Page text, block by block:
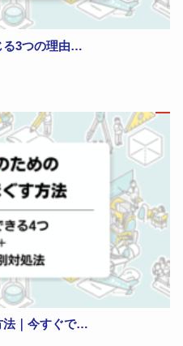
る3つの理由…
法｜今すぐで…